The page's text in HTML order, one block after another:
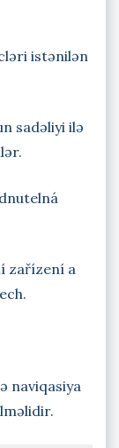
istənilən
sadəliyi ilə
zařízení a
naviqasiya